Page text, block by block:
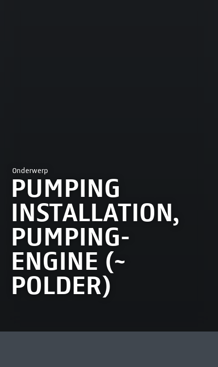
Onderwerp
PUMPING
INSTALLATION,
PUMPING-
ENGINE (~
POLDER)